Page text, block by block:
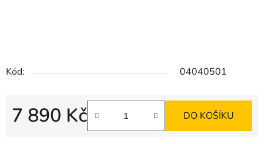
Kód: 04040501
7 890 Kč DO KOŠÍKU